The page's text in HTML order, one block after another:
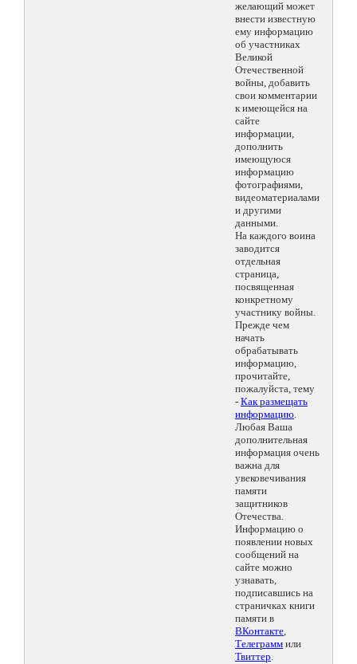
желающий может
внести известную
ему информацию
об участниках
Великой
Отечественной
войны, добавить
свои комментарии
к имеющейся на
сайте
информации,
дополнить
имеющуюся
информацию
фотографиями,
видеоматериалами
и другими
данными.
На каждого воина
заводится
отдельная
страница,
посвященная
конкретному
участнику войны.
Прежде чем
начать
обрабатывать
информацию,
прочитайте,
пожалуйста, тему
- Как размещать
информацию.
Любая Ваша
дополнительная
информация очень
важна для
увековечивания
памяти
защитников
Отечества.
Информацию о
появлении новых
сообщений на
сайте можно
узнавать,
подписавшись на
страничках книги
памяти в
ВКонтакте,
Телеграмм или
Твиттер.